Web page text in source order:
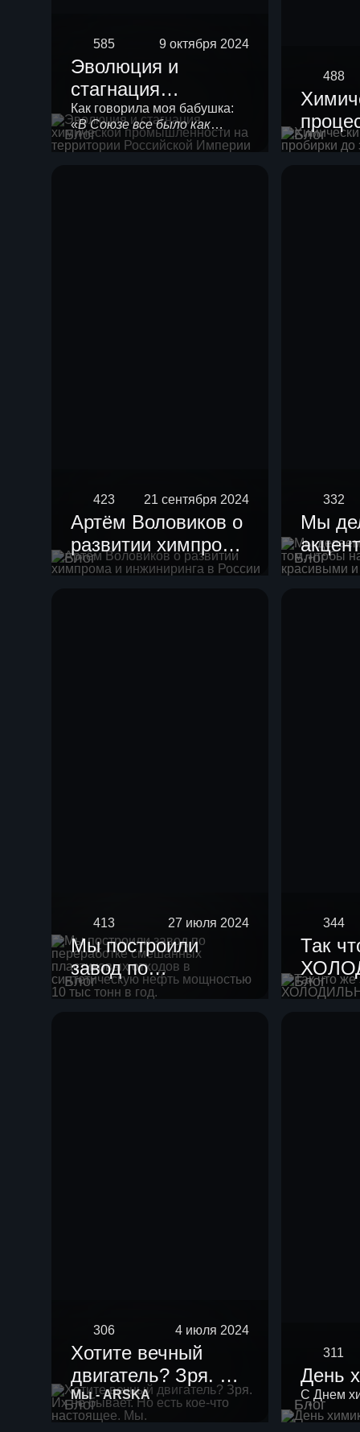
Блог
585 9 октября 2024
Эволюция и
стагнация
химической
промышленности
на территории
Как говорила моя бабушка:
«В Союзе все было как
положено!». Любой
химической технологии
Блог
488
Блог
423 21 сентября 2024
Артём Воловиков о
развитии химпрома
и инжиниринга в
Блог
332
Мы
Блог
413 27 июля 2024
Мы построили
завод по
переработке
Блог
344
Так
Блог
306 4 июля 2024
Хотите вечный
двигатель? Зря. Их
не бывает. Но есть
кое-что настоящее.
Мы - ARSKA
Блог
311
День
С Днем